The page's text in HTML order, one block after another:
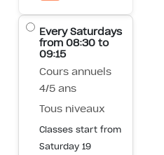
Every Saturdays
from 08:30 to
09:15
Cours annuels
4/5 ans
Tous niveaux
Classes start from
Saturday 19